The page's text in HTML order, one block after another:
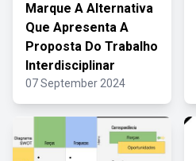
Marque A Alternativa
Que Apresenta A
Proposta Do Trabalho
Interdisciplinar
07 September 2024